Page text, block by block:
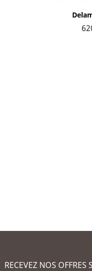

RECEVEZ NOS OFFRES